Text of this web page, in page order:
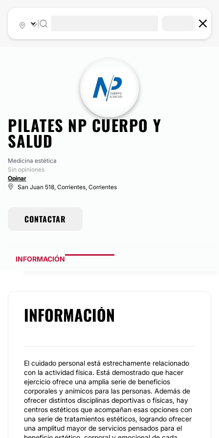
PILATES NP CUERPO Y
SALUD
Medicina estética
Sin opiniones
Opinar
San Juan 518, Corrientes, Corrientes
CONTACTAR
INFORMACIÓN
INFORMACIÓN
El cuidado personal está estrechamente relacionado
con la actividad física. Está demostrado que hacer
ejercicio ofrece una amplia serie de beneficios
corporales y anímicos para las personas. Además de
ofrecer distintos disciplinas deportivas o físicas, hay
centros estéticos que acompañan esas opciones con
una serie de tratamientos estéticos, logrando ofrecer
una amplitud mayor de servicios pensados para el